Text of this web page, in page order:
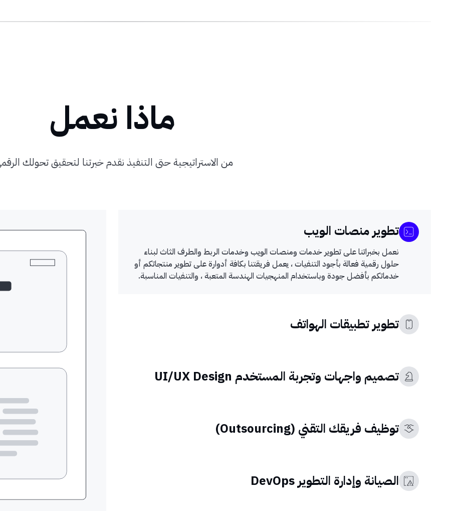
ماذا نعمل
من الاستراتيجية حتى التنفيذ نقدم خبرتنا لتحقيق تحولك
تطوير منصات الويب
نعمل بخبراتنا على تطوير خدمات ومنصات الويب وخدمات الربط والطرف الثاث لبناء
حلول رقمية فعالة بأجود التنفيات ، يعمل فريقتنا بكافة أدوارة على تطوير منتجاتكم أو
خدماتكم بأفضل جودة وباستخدام المنهجيات الهندسة المتعبة ، والتنفيات المناسبة.
تطوير تطبيقات الهواتف
تصميم واجهات وتجربة المستخدم UI/UX Design
توظيف فريقك التقني (Outsourcing)
الصيانة وإدارة التطوير DevOps